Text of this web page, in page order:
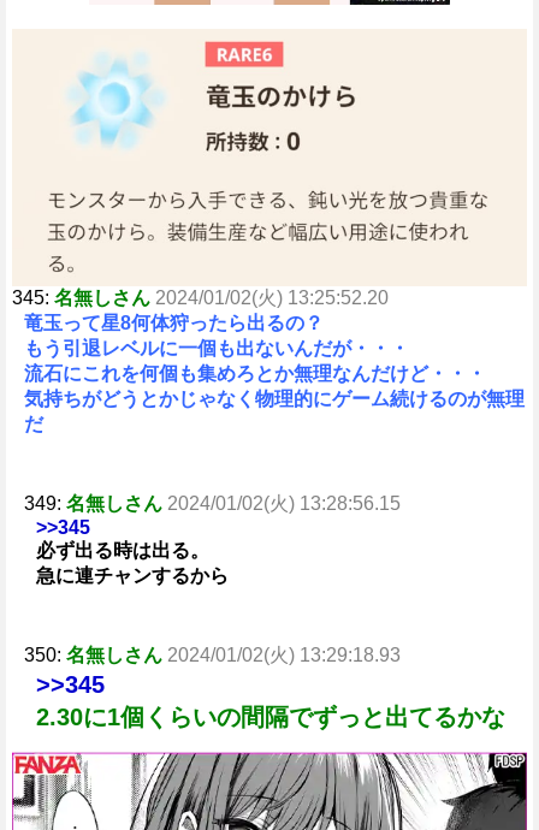
345: 名無しさん 2024/01/02(火) 13:25:52.20
竜玉って星8何体狩ったら出るの？
もう引退レベルに一個も出ないんだが・・・
流石にこれを何個も集めろとか無理なんだけど・・・
気持ちがどうとかじゃなく物理的にゲーム続けるのが無理
だ
349: 名無しさん 2024/01/02(火) 13:28:56.15
>>345
必ず出る時は出る。
急に連チャンするから
350: 名無しさん 2024/01/02(火) 13:29:18.93
>>345
2.30に1個くらいの間隔でずっと出てるかな